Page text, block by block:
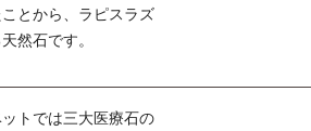
とから、ラピスラズ
然石です。
トでは三大医療石の